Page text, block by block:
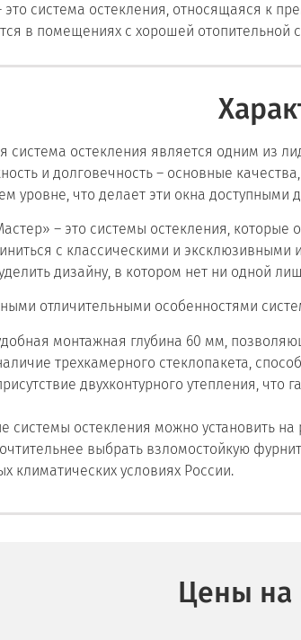
это система остекления, относящаяся к
в помещениях с хорошей
система остекления является одним из
и долговечность – основные
уровне, что делает эти окна доступными
– это системы остекления,
с классическими и
дизайну, в котором нет ни одной
отличительными особенностями
монтажная глубина 60 мм,
трехкамерного стеклопакета,
двухконтурного утепления,
системы остекления можно установить
выбрать взломостойкую
климатических условиях России.
Цены на